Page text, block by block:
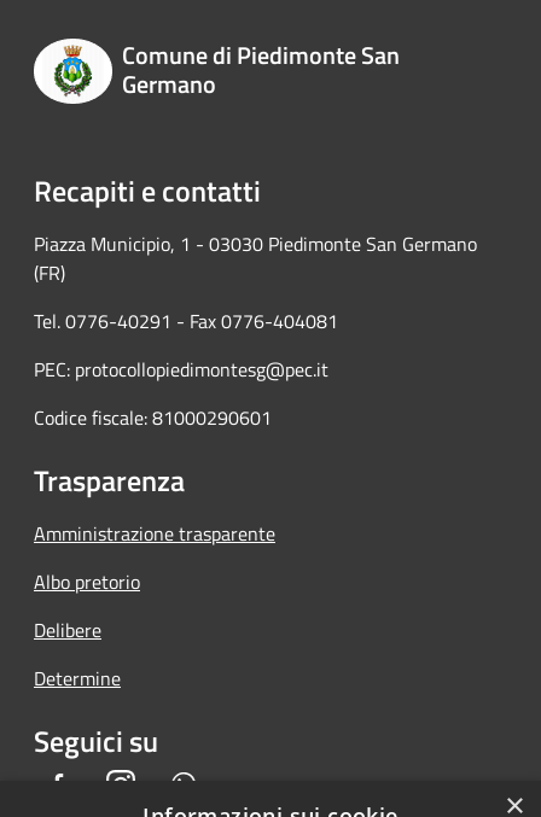
Comune di Piedimonte San
Germano
Recapiti e contatti
Piazza Municipio, 1 - 03030 Piedimonte San Germano
(FR)
Tel. 0776-40291 - Fax 0776-404081
PEC: protocollopiedimontesg@pec.it
Codice fiscale: 81000290601
Trasparenza
Amministrazione trasparente
Albo pretorio
Delibere
Determine
Seguici su
FacebookInstagram
×